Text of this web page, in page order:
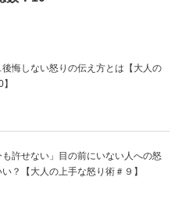
悔しない怒りの伝え方とは【大人の
も許せない」目の前にいない人への怒
？【大人の上手な怒り術＃９】